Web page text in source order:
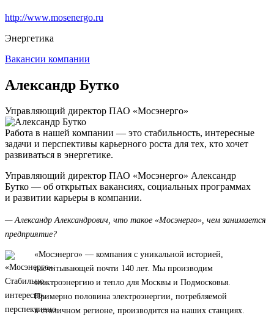
http://www.mosenergo.ru
Энергетика
Вакансии компании
Александр Бутко
Управляющий директор ПАО «Мосэнерго»
Работа в нашей компании — это стабильность, интересные
задачи и перспективы карьерного роста для тех, кто хочет
развиваться в энергетике.
Управляющий директор ПАО «Мосэнерго» Александр
Бутко — об открытых вакансиях, социальных программах
и развитии карьеры в компании.
— Александр Александрович, что такое «Мосэнерго», чем занимается
предприятие?
«Мосэнерго» — компания с уникальной историей,
насчитывающей почти 140 лет. Мы производим
электроэнергию и тепло для Москвы и Подмосковья.
Примерно половина электроэнергии, потребляемой
в столичном регионе, производится на наших станциях.